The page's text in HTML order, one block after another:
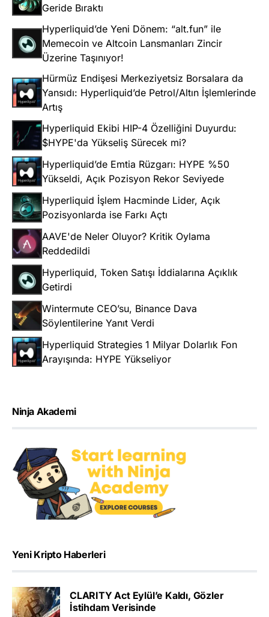
Geride Bıraktı
Hyperliquid’de Yeni Dönem: “alt.fun” ile
Memecoin ve Altcoin Lansmanları Zincir
Üzerine Taşınıyor!
Hürmüz Endişesi Merkeziyetsiz Borsalara da
Yansıdı: Hyperliquid’de Petrol/Altın İşlemlerinde
Artış
Hyperliquid Ekibi HIP-4 Özelliğini Duyurdu:
$HYPE'da Yükseliş Sürecek mi?
Hyperliquid’de Emtia Rüzgarı: HYPE %50
Yükseldi, Açık Pozisyon Rekor Seviyede
Hyperliquid İşlem Hacminde Lider, Açık
Pozisyonlarda ise Farkı Açtı
AAVE'de Neler Oluyor? Kritik Oylama
Reddedildi
Hyperliquid, Token Satışı İddialarına Açıklık
Getirdi
Wintermute CEO’su, Binance Dava
Söylentilerine Yanıt Verdi
Hyperliquid Strategies 1 Milyar Dolarlık Fon
Arayışında: HYPE Yükseliyor
Ninja Akademi
Yeni Kripto Haberleri
CLARITY Act Eylül’e Kaldı, Gözler
İstihdam Verisinde